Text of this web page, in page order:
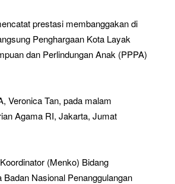
prestasi membanggakan di
Penghargaan Kota Layak
dan Perlindungan Anak (PPPA)
Veronica Tan, pada malam
Agama RI, Jakarta, Jumat
(Menko) Bidang
Nasional Penanggulangan